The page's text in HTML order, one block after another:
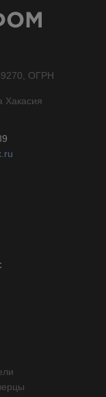
ОГРН
Хакасия